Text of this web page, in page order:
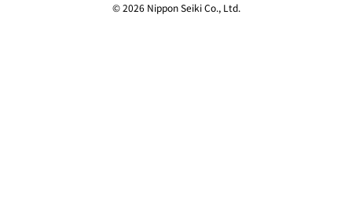
© 2026 Nippon Seiki Co., Ltd.